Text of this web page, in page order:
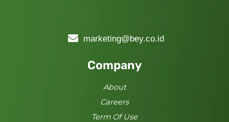
marketing@bey.co.id
Company
About
Careers
Term Of Use